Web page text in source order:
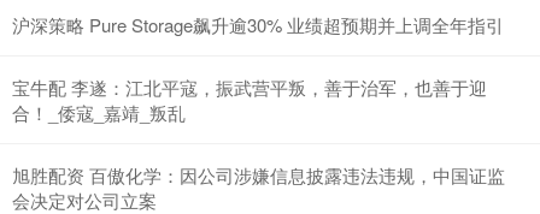
沪深策略 Pure Storage飙升逾30% 业绩超预期并上调全年指引
宝牛配 李遂：江北平寇，振武营平叛，善于治军，也善于迎
合！_倭寇_嘉靖_叛乱
旭胜配资 百傲化学：因公司涉嫌信息披露违法违规，中国证监
会决定对公司立案